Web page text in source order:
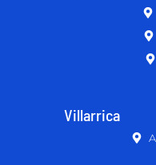
Villarrica